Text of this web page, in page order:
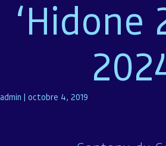
‘Hidone
admin | octobre 4, 2019